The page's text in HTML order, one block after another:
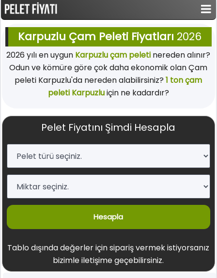
Karpuzlu Çam Peleti Fiyatları 2026
2026 yılı en uygun Karpuzlu çam peleti nereden alınır?
Odun ve kömüre göre çok daha ekonomik olan Çam
peleti Karpuzlu'da nereden alabilirsiniz?1 ton çam
peleti Karpuzluiçin ne kadardır?
Pelet Fiyatını Şimdi Hesapla
Hesapla
Tablo dışında değerler için sipariş vermek istiyorsanız
bizimle iletişime geçebilirsiniz.